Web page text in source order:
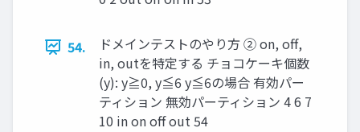
54.
ドメインテストのやり方 ② on, oﬀ,
in, outを特定する チョコケーキ個数
(y): y≧0, y≦6 y≦6の場合 有効パー
ティション 無効パーティション 4 6 7
10 in on oﬀ out 54